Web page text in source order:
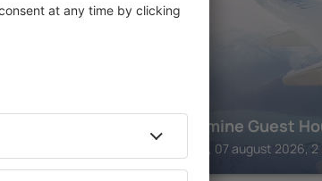
The Jasmine Guest
Bridlington, 07 august 2026,